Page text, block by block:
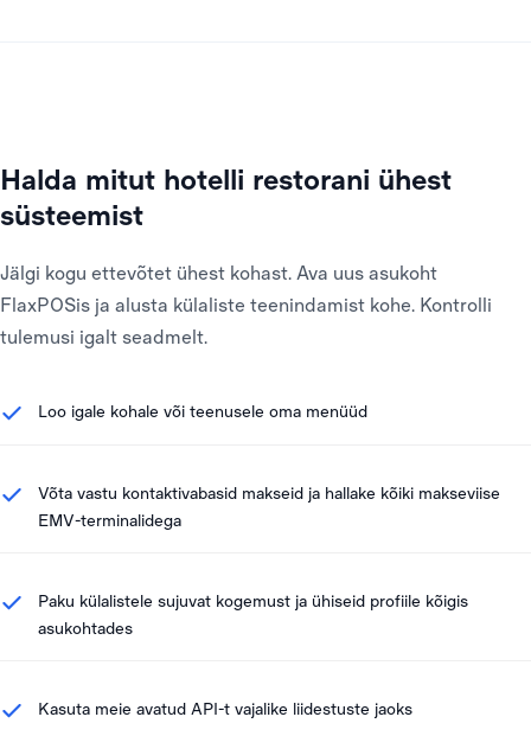
Halda mitut hotelli restorani ühest
süsteemist
Jälgi kogu ettevõtet ühest kohast. Ava uus asukoht
FlaxPOSis ja alusta külaliste teenindamist kohe. Kontrolli
tulemusi igalt seadmelt.
Loo igale kohale või teenusele oma menüüd
Võta vastu kontaktivabasid makseid ja hallake kõiki makseviise
EMV-terminalidega
Paku külalistele sujuvat kogemust ja ühiseid profiile kõigis
asukohtades
Kasuta meie avatud API-t vajalike liidestuste jaoks